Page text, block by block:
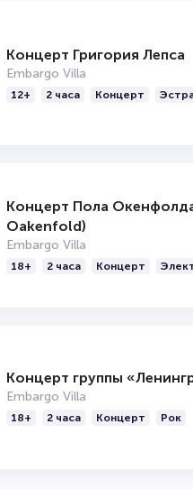
Концерт Григория Лепса
Embargo Villa
12+ 2 часа Концерт
Концерт Пола
Oakenfold)
Embargo Villa
18+ 2 часа Концерт
Концерт группы
Embargo Villa
18+ 2 часа Концерт Рок